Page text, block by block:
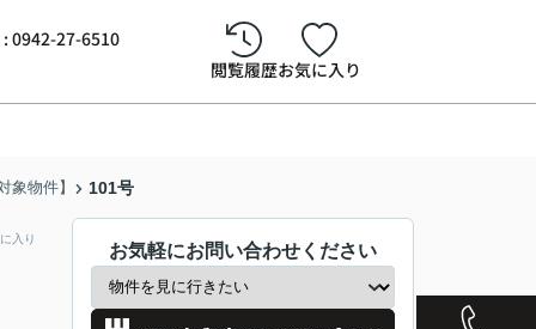
0942-27-6510
閲覧履歴お気に入り
象物件】 101号
入り
お気軽にお問い合わせください